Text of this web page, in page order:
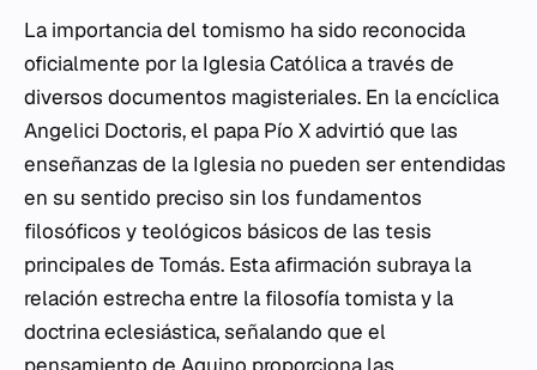
La importancia del tomismo ha sido reconocida
oficialmente por la Iglesia Católica a través de
diversos documentos magisteriales. En la encíclica
Angelici Doctoris, el papa Pío X advirtió que las
enseñanzas de la Iglesia no pueden ser entendidas
en su sentido preciso sin los fundamentos
filosóficos y teológicos básicos de las tesis
principales de Tomás. Esta afirmación subraya la
relación estrecha entre la filosofía tomista y la
doctrina eclesiástica, señalando que el